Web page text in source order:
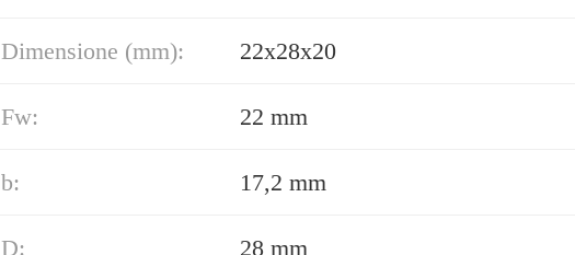
Dimensione (mm): 22x28x20
Fw: 22 mm
b: 17,2 mm
D: 28 mm